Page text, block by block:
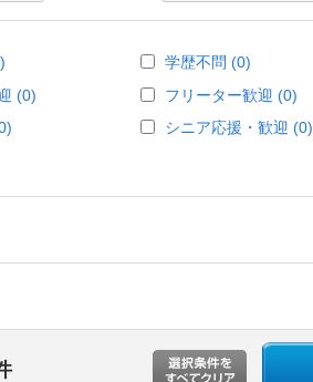
学歴不問 (0)
(0)
フリーター歓迎 (0)
シニア応援・歓迎 (0)